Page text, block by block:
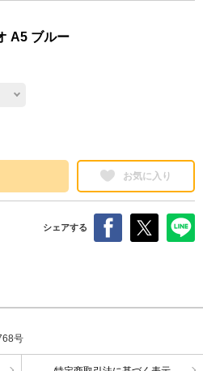
A5 ブルー
お気に入り
シェアする
号